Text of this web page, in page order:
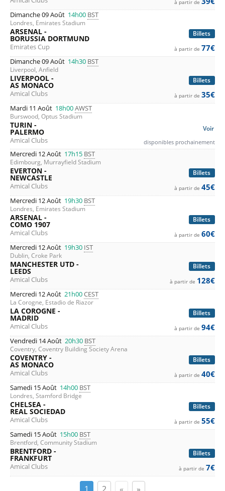
à partir de
Dimanche 09 Août 14h00 BST
Londres, Emirates Stadium
Billets
ARSENAL -
BORUSSIA DORTMUND
Emirates Cup à partir de 77€
Dimanche 09 Août 14h30 BST
Liverpool, Anfield
Billets
LIVERPOOL -
AS MONACO
Amical Clubs à partir de 35€
Mardi 11 Août 18h00AWST
Burswood, Optus Stadium
Voir
TURIN -
PALERMO
Amical Clubs disponibles prochainement
Mercredi 12 Août 17h15 BST
Edimbourg, Murrayfield Stadium
Billets
EVERTON -
NEWCASTLE
Amical Clubs à partir de 45€
Mercredi 12 Août 19h30 BST
Londres, Emirates Stadium
Billets
ARSENAL -
COMO 1907
Amical Clubs à partir de 60€
Mercredi 12 Août 19h30 IST
Dublin, Croke Park
Billets
MANCHESTER UTD -
LEEDS
Amical Clubs à partir de 128€
Mercredi 12 Août 21h00CEST
La Corogne, Estadio de Riazor
Billets
LA COROGNE -
MADRID
Amical Clubs à partir de 94€
Vendredi 14 Août 20h30 BST
Coventry, Coventry Building Society Arena
Billets
COVENTRY -
AS MONACO
Amical Clubs à partir de 40€
Samedi 15 Août 14h00 BST
Londres, Stamford Bridge
Billets
CHELSEA -
REAL SOCIEDAD
Amical Clubs à partir de 55€
Samedi 15 Août 15h00 BST
Brentford, Community Stadium
Billets
BRENTFORD -
FRANKFURT
Amical Clubs à partir de 7€